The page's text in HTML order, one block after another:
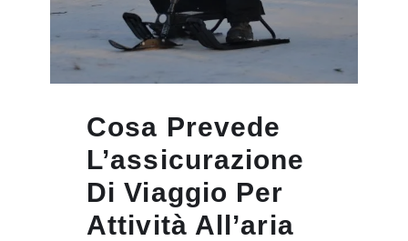
Cosa Prevede
L’assicurazione
Di Viaggio Per
Attività All’aria